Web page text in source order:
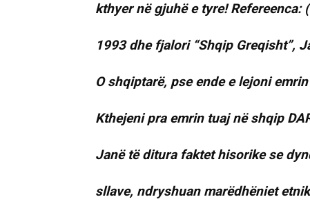
kthyer në gjuhë e tyre! Refereenca:
1993 dhe fjalori “Shqip Greqisht”,
O shqiptarë, pse ende e lejoni
Kthejeni pra emrin tuaj në shqip
Janë të ditura faktet hisorike se
sllave, ndryshuan marëdhëniet